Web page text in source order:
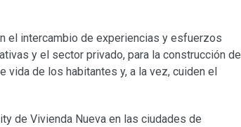
el intercambio de experiencias y esfuerzos
y el sector privado, para la construcción de
de los habitantes y, a la vez, cuiden el
de Vivienda Nueva en las ciudades de